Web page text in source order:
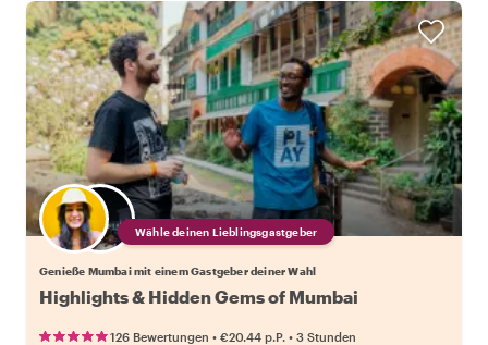
Wähle deinen Lieblingsgastgeber
Genieße Mumbai mit einem Gastgeber deiner Wahl
Highlights & Hidden Gems of Mumbai
126 Bewertungen • €20.44 p.P. • 3 Stunden